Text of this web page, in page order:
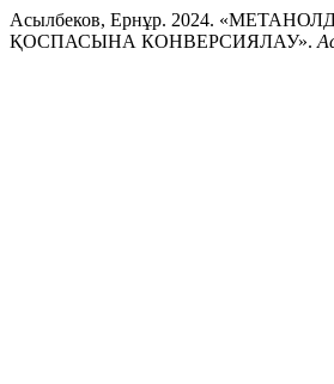
Асылбеков, Ернұр. 2024.
ҚОСПАСЫНА КОНВЕРСИЯЛАУ».